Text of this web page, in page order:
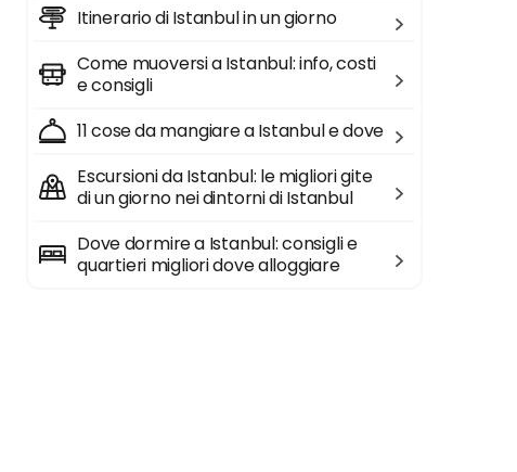
Itinerario di Istanbul in un giorno
Come muoversi a Istanbul: info, costi
e consigli
11 cose da mangiare a Istanbul e dove
Escursioni da Istanbul: le migliori gite
di un giorno nei dintorni di Istanbul
Dove dormire a Istanbul: consigli e
quartieri migliori dove alloggiare